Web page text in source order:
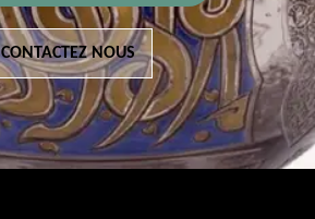
CONTACTEZ NOUS